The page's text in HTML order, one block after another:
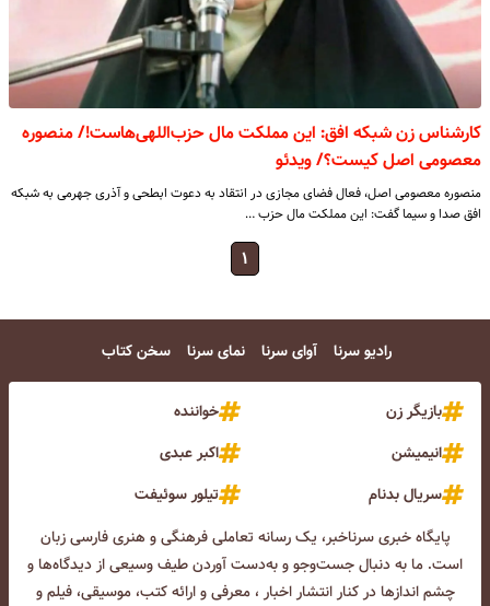
کارشناس زن شبکه افق: این مملکت مال حزب‌اللهی‌هاست!/ منصوره
معصومی‌ اصل کیست؟/ ویدئو
منصوره معصومی‌ اصل، فعال فضای مجازی در انتقاد به دعوت ابطحی و آذری جهرمی به شبکه
افق صدا و سیما گفت: این مملکت مال حزب …
۱
رادیو سرنا آوای سرنا نمای سرنا سخن کتاب
بازیگر زن
خواننده
انیمیشن
اکبر عبدی
سریال بدنام
تیلور سوئیفت
پایگاه خبری سرناخبر، یک رسانه تعاملی فرهنگی و هنری فارسی زبان
است. ما به دنبال جست‌و‌جو و به‌دست آوردن طیف وسیعی از دیدگاه‌ها و
چشم انداز‌ها در کنار انتشار اخبار ، معرفی و ارائه کتب، موسیقی، فیلم و